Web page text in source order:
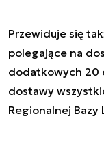
Przewiduje się
polegające na
dodatkowych 20
dostawy
Regionalnej Bazy